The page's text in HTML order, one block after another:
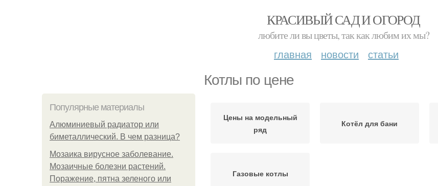
КРАСИВЫЙ САД И ОГОРОД
любите ли вы цветы, так как любим их мы?
главная новости статьи
Котлы по цене
Популярные материалы
Алюминиевый радиатор или
биметаллический. В чем разница?
Мозаика вирусное заболевание.
Мозаичные болезни растений.
Поражение, пятна зеленого или
Цены на модельный
ряд
Котёл для бани
Газовые котлы